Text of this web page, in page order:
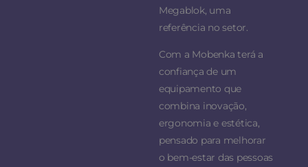
Megablok, uma
referência no setor.
Com a Mobenka terá a
confiança de um
equipamento que
combina inovação,
ergonomia e estética,
pensado para melhorar
o bem-estar das pessoas